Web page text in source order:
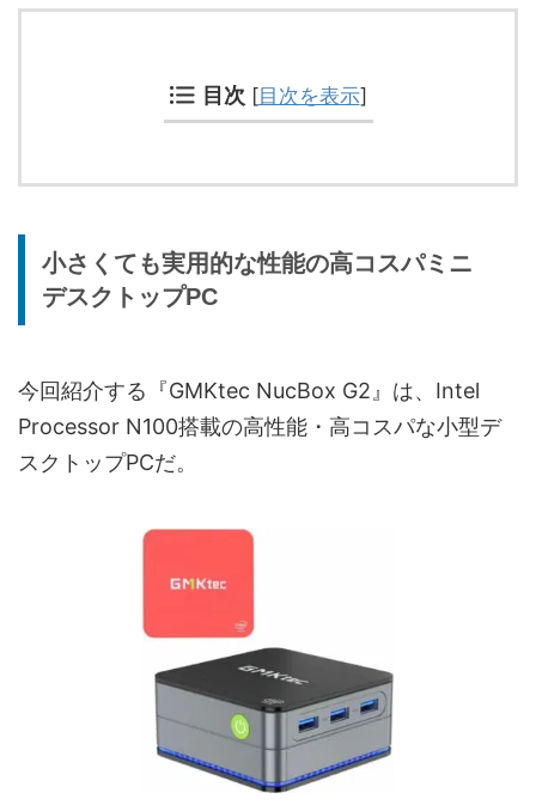
目次 [目次を表示]
小さくても実用的な性能の高コスパミニ
デスクトップPC
今回紹介する『GMKtec NucBox G2』は、Intel
Processor N100搭載の高性能・高コスパな小型デ
スクトップPCだ。